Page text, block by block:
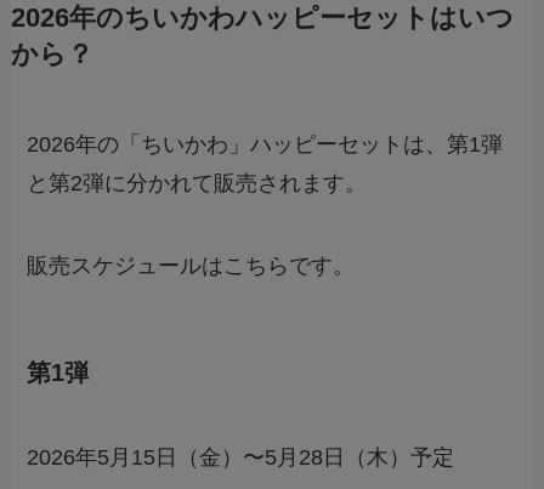
2026年のちいかわハッピーセットはいつ
から？
2026年の「ちいかわ」ハッピーセットは、第1弾
と第2弾に分かれて販売されます。
販売スケジュールはこちらです。
第1弾
2026年5月15日（金）〜5月28日（木）予定